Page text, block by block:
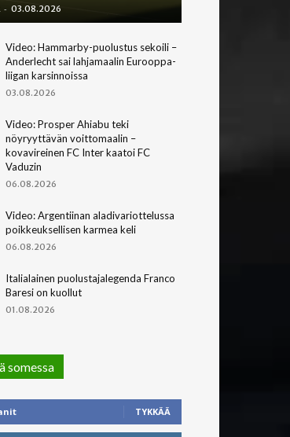
- 03.08.2026
Video: Hammarby-puolustus sekoili –
Anderlecht sai lahjamaalin Eurooppa-
liigan karsinnoissa
03.08.2026
Video: Prosper Ahiabu teki
nöyryyttävän voittomaalin –
kovavireinen FC Inter kaatoi FC
Vaduzin
06.08.2026
Video: Argentiinan aladivariottelussa
poikkeuksellisen karmea keli
06.08.2026
Italialainen puolustajalegenda Franco
Baresi on kuollut
01.08.2026
somessa
TYKKÄÄ